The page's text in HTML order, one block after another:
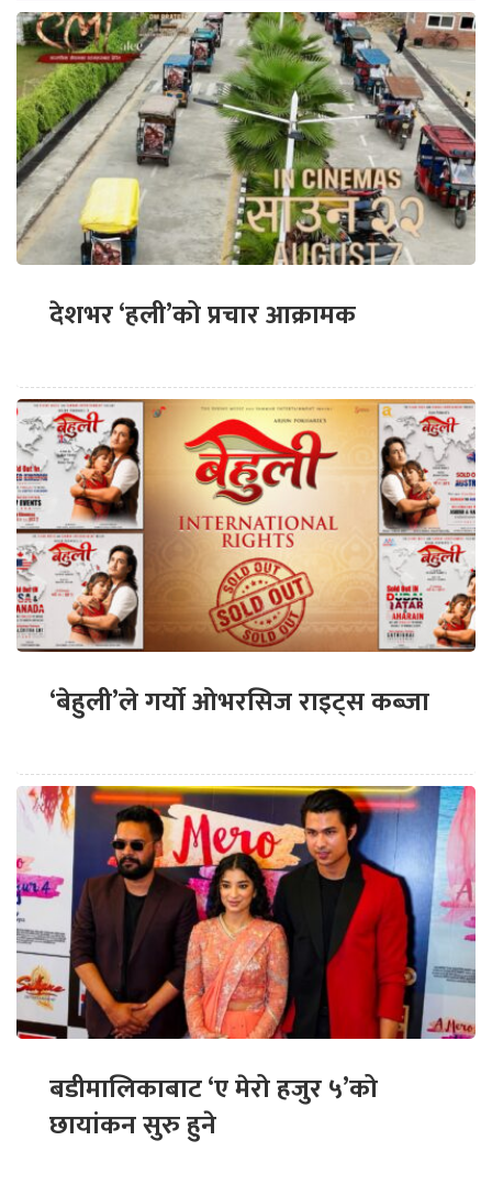
देशभर ‘हली’को प्रचार आक्रामक
‘बेहुली’ले गर्यो ओभरसिज राइट्स कब्जा
बडीमालिकाबाट ‘ए मेरो हजुर ५’को
छायांकन सुरु हुने